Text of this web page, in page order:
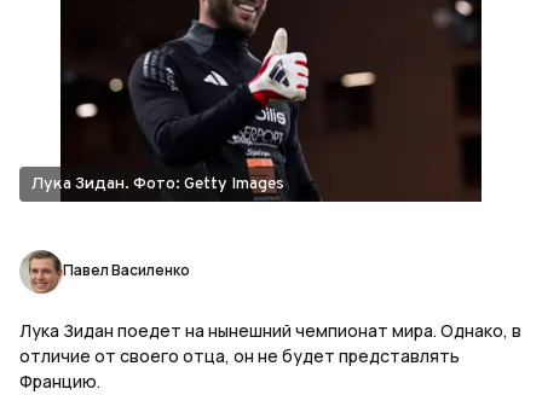
Лука Зидан. Фото: Getty Images
Павел Василенко
Лука Зидан поедет на нынешний чемпионат мира. Однако, в
отличие от своего отца, он не будет представлять
Францию.